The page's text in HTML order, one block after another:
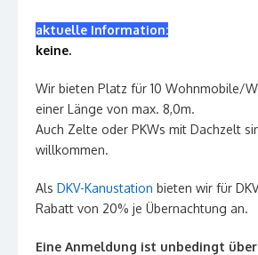
aktuelle Information:
keine.
Wir bieten Platz für 10 Wohnmobile/
einer Länge von
Auch Zelte oder PKWs mit Dachzelt
willkommen.
Als DKV-Kanustation bieten wir für
Rabatt von 20% je Übernachtung an.
Eine Anmeldung ist unbedingt